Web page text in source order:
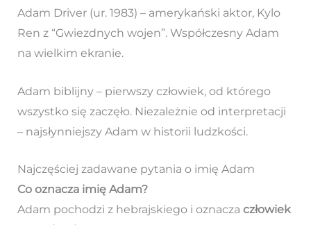
Adam Driver (ur. 1983) – amerykański aktor, Kylo
Ren z “Gwiezdnych wojen”. Współczesny Adam
na wielkim ekranie.
Adam biblijny – pierwszy człowiek, od którego
wszystko się zaczęło. Niezależnie od interpretacji
– najsłynniejszy Adam w historii ludzkości.
Najczęściej zadawane pytania o imię Adam
Co oznacza imię Adam?
Adam pochodzi z hebrajskiego i oznacza człowiek